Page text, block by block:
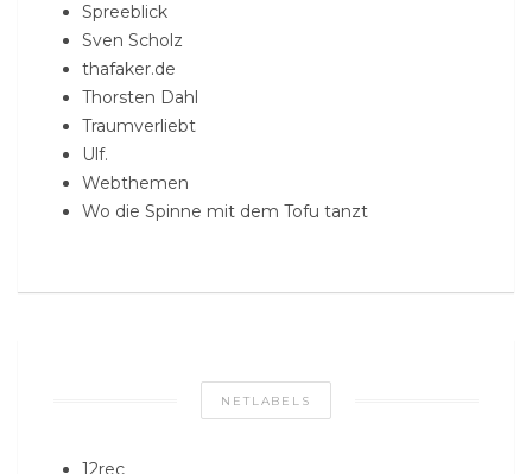
Spreeblick
Sven Scholz
thafaker.de
Thorsten Dahl
Traumverliebt
Ulf.
Webthemen
Wo die Spinne mit dem Tofu tanzt
NETLABELS
12rec